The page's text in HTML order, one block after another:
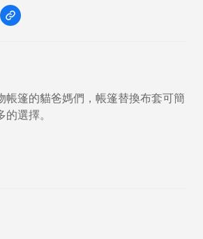
帳篷的貓爸媽們，帳篷替換布套可簡
選擇。